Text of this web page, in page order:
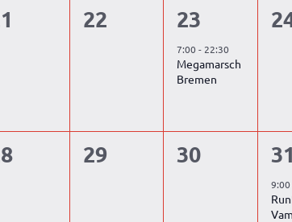
0
Veranstaltungen,
22
1
23
7:00- 22:30
Megamarsch
Bremen
0
0
29
0
30
2
31
9:00
Vam